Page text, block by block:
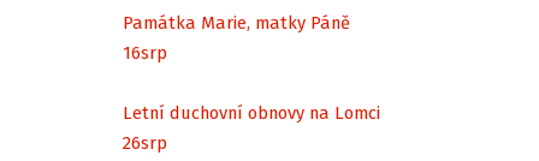
Památka Marie, matky Páně
16srp
Letní duchovní obnovy na Lomci
26srp